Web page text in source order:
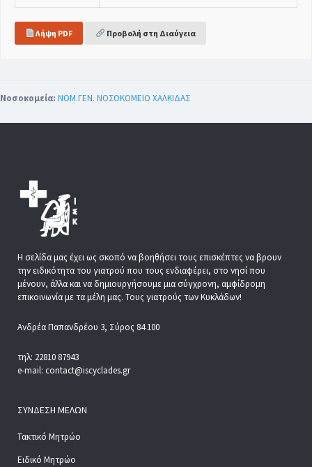
Λήψη PDF Προβολή στη Διαύγεια
Νοσοκομεία: ΝΟΜ.ΓΕΝ. ΝΟΣΟΚΟΜΕΙΟ ΧΑΛΚΙΔΑΣ
Η σελίδα μας έχει ως σκοπό να βοηθήσει τους επισκέπτες να βρουν
την ειδικότητα του γιατρού που τους ενδιαφέρει, στο νησί που
μένουν, άλλα και να δημιουργήσουμε μια σύγχρονη, αμφίδρομη
επικοινωνία με τα μέλη μας. Τους γιατρούς των Κυκλάδων!
Ανδρέα Παπανδρέου 3, Σύρος 84 100
τηλ: 22810 87943
e-mail: contact@iscyclades.gr
ΣΎΝΔΕΣΗ ΜΕΛΏΝ
Τακτικό Μητρώο
Ειδικό Μητρώο